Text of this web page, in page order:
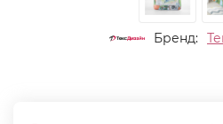
Бренд: